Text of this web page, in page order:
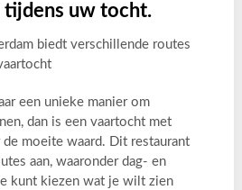
uw tocht.
biedt verschillende routes
een unieke manier om
dan is een vaartocht met
de moeite waard. Dit restaurant
aan, waaronder dag- en
kunt kiezen wat je wilt zien